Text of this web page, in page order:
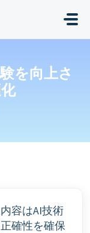
を向上さ
容はAI技術
確性を確保